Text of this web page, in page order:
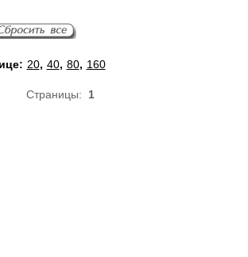
20, 40, 80, 160
Страницы: 1